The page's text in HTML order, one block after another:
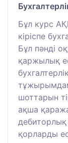
Бұл курс
кіріспе
Бұл пәнді
қаржылық
шоттарын
ақша
қорларды